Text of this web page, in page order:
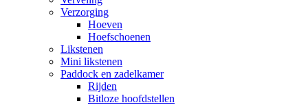
Verzorging
Hoeven
Hoefschoenen
Likstenen
Mini likstenen
Paddock en zadelkamer
Rijden
Bitloze hoofdstellen